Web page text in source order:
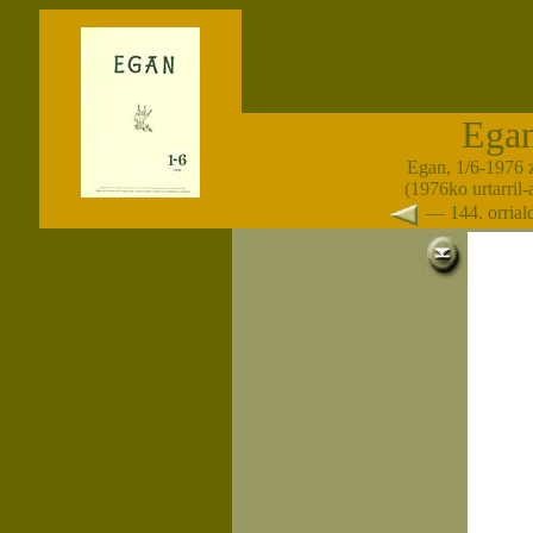
Egan, 1/6-1976
(1976ko urtarril-
— 144.